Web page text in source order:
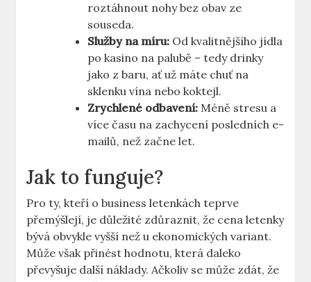
roztáhnout nohy bez obav ze
souseda.
Služby na míru: Od kvalitnějšího jídla
po kasino na palubě – tedy drinky
jako z baru, ať už máte chuť na
sklenku vína nebo koktejl.
Zrychlené odbavení: Méně stresu a
více času na zachycení posledních e-
mailů, než začne let.
Jak to funguje?
Pro ty, kteří o business letenkách teprve
přemýšlejí, je důležité zdůraznit, že cena letenky
bývá obvykle vyšší než u ekonomických variant.
Může však přinést hodnotu, která daleko
převyšuje další náklady. Ačkoliv se může zdát, že